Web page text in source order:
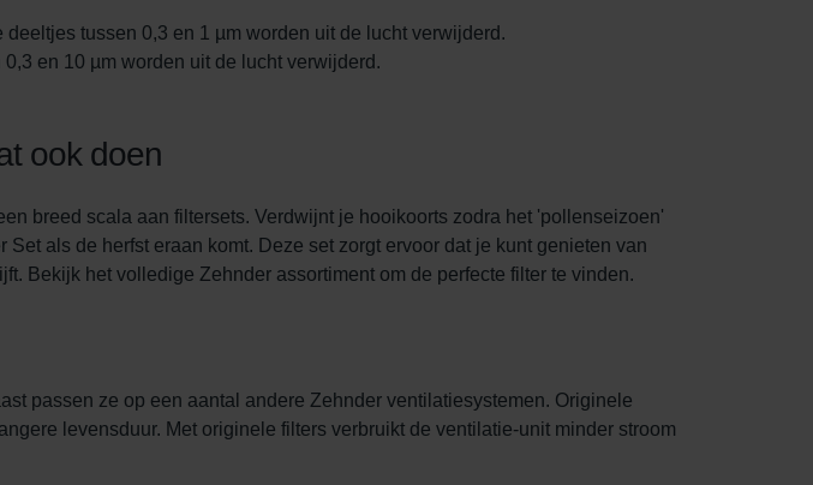
tussen 0,3 en 1 µm worden uit de lucht verwijderd.
en 10 µm worden uit de lucht verwijderd.
ook doen
breed scala aan filtersets. Verdwijnt je hooikoorts zodra het 'pollenseizoen'
als de herfst eraan komt. Deze set zorgt ervoor dat je kunt genieten van
Bekijk het volledige Zehnder assortiment om de perfecte filter te vinden.
passen ze op een aantal andere Zehnder ventilatiesystemen. Originele
levensduur. Met originele filters verbruikt de ventilatie-unit minder stroom